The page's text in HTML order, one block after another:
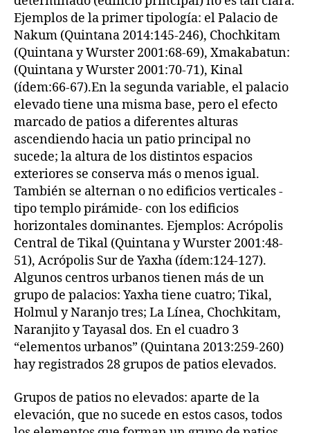
Ejemplos de la primer tipología: el Palacio de
Nakum (Quintana 2014:145-246), Chochkitam
(Quintana y Wurster 2001:68-69), Xmakabatun:
(Quintana y Wurster 2001:70-71), Kinal
(ídem:66-67).En la segunda variable, el palacio
elevado tiene una misma base, pero el efecto
marcado de patios a diferentes alturas
ascendiendo hacia un patio principal no
sucede; la altura de los distintos espacios
exteriores se conserva más o menos igual.
También se alternan o no edificios verticales -
tipo templo pirámide- con los edificios
horizontales dominantes. Ejemplos: Acrópolis
Central de Tikal (Quintana y Wurster 2001:48-
51), Acrópolis Sur de Yaxha (ídem:124-127).
Algunos centros urbanos tienen más de un
grupo de palacios: Yaxha tiene cuatro; Tikal,
Holmul y Naranjo tres; La Línea, Chochkitam,
Naranjito y Tayasal dos. En el cuadro 3
“elementos urbanos” (Quintana 2013:259-260)
hay registrados 28 grupos de patios elevados.
Grupos de patios no elevados: aparte de la
elevación, que no sucede en estos casos, todos